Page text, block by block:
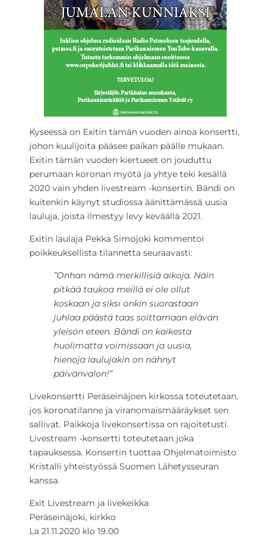
Kyseessä on Exitin tämän vuoden ainoa konsertti,
johon kuulijoita pääsee paikan päälle mukaan.
Exitin tämän vuoden kiertueet on jouduttu
perumaan koronan myötä ja yhtye teki kesällä
2020 vain yhden livestream -konsertin. Bändi on
kuitenkin käynyt studiossa äänittämässä uusia
lauluja, joista ilmestyy levy keväällä 2021.
Exitin laulaja Pekka Simojoki kommentoi
poikkeuksellista tilannetta seuraavasti:
”Onhan nämä merkillisiä aikoja. Näin
pitkää taukoa meillä ei ole ollut
koskaan ja siksi onkin suorastaan
juhlaa päästä taas soittamaan elävän
yleisön eteen. Bändi on kaikesta
huolimatta voimissaan ja uusia,
hienoja laulujakin on nähnyt
päivänvalon!”
Livekonsertti Peräseinäjoen kirkossa toteutetaan,
jos koronatilanne ja viranomaismääräykset sen
sallivat. Paikkoja livekonsertissa on rajoitetusti.
Livestream -konsertti toteutetaan joka
tapauksessa. Konsertin tuottaa Ohjelmatoimisto
Kristalli yhteistyössä Suomen Lähetysseuran
kanssa.
Exit Livestream ja livekeikka
Peräseinäjoki, kirkko
La 21.11.2020 klo 19.00